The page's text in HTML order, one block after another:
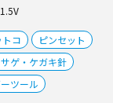
コ
ピンセット
ゲ・ケガキ針
ツール